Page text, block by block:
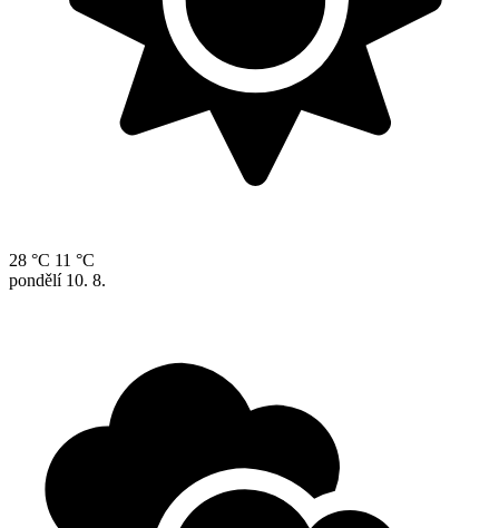
28 °C 11 °C
pondělí 10. 8.